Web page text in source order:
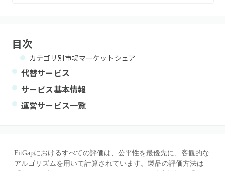
目次
カテゴリ別市場マーケットシェア
代替サービス
サービス基本情報
運営サービス一覧
FitGapにおけるすべての評価は、公平性を最優先に、客観的な
アルゴリズムを用いて計算されています。製品の評価方法は